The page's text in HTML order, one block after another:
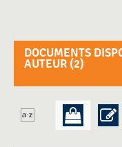
DOCUMENTS
AUTEUR (2)